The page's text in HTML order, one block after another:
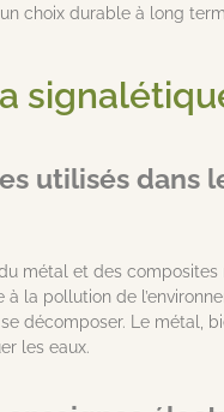
choix durable à long
utilisés dans
métal et des
la pollution de
décomposer. Le métal,
les eaux.